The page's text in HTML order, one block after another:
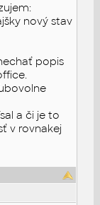
nový stav
popis
a či je to
v rovnakej